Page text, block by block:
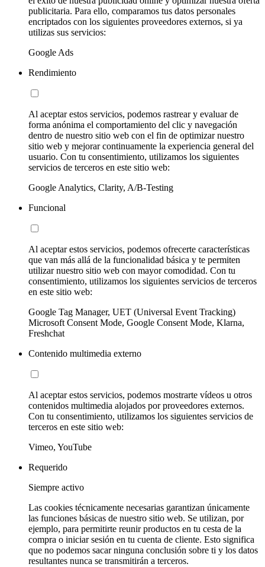
publicitaria. Para ello, comparamos tus datos personales
encriptados con los siguientes proveedores externos, si ya
utilizas sus servicios:
Google Ads
Rendimiento
Al aceptar estos servicios, podemos rastrear y evaluar de
forma anónima el comportamiento del clic y navegación
dentro de nuestro sitio web con el fin de optimizar nuestro
sitio web y mejorar continuamente la experiencia general del
usuario. Con tu consentimiento, utilizamos los siguientes
servicios de terceros en este sitio web:
Google Analytics, Clarity, A/B-Testing
Funcional
Al aceptar estos servicios, podemos ofrecerte características
que van más allá de la funcionalidad básica y te permiten
utilizar nuestro sitio web con mayor comodidad. Con tu
consentimiento, utilizamos los siguientes servicios de terceros
en este sitio web:
Google Tag Manager, UET (Universal Event Tracking)
Microsoft Consent Mode, Google Consent Mode, Klarna,
Freshchat
Contenido multimedia externo
Al aceptar estos servicios, podemos mostrarte vídeos u otros
contenidos multimedia alojados por proveedores externos.
Con tu consentimiento, utilizamos los siguientes servicios de
terceros en este sitio web:
Vimeo, YouTube
Requerido
Siempre activo
Las cookies técnicamente necesarias garantizan únicamente
las funciones básicas de nuestro sitio web. Se utilizan, por
ejemplo, para permitirte reunir productos en tu cesta de la
compra o iniciar sesión en tu cuenta de cliente. Esto significa
que no podemos sacar ninguna conclusión sobre ti y los datos
resultantes nunca se transmitirán a terceros.